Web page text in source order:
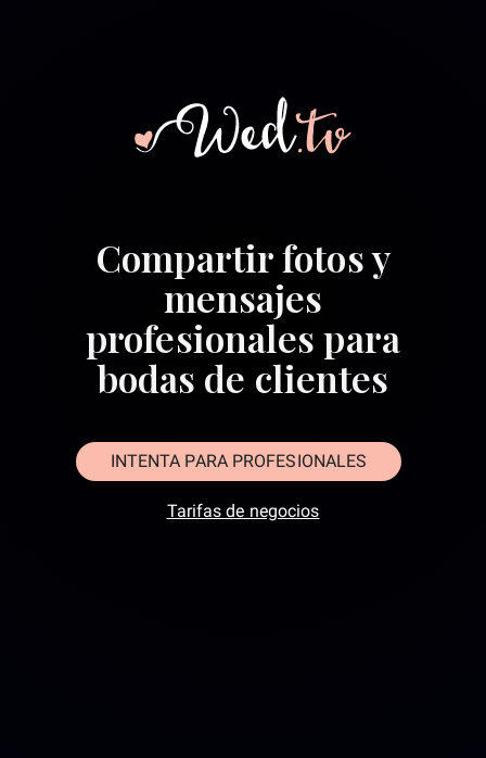
Compartir fotos y
mensajes
profesionales para
bodas de clientes
INTENTA PARA PROFESIONALES
Tarifas de negocios